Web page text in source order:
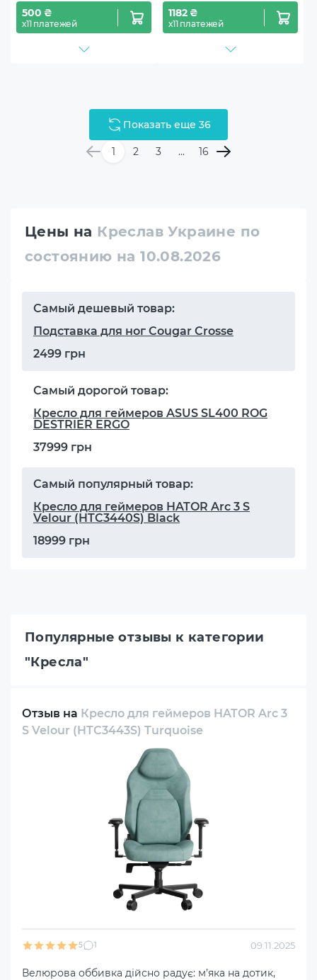
500 ₴
х11 платежей
1182 ₴
х11 платежей
Показать еще 36
1 2 3 ... 16
Цены на Креслав Украине по
состоянию на 10.08.2026
Самый дешевый товар:
Подставка для ног Cougar Crosse
2499 грн
Самый дорогой товар:
Кресло для геймеров ASUS SL400 ROG
DESTRIER ERGO
37999 грн
Самый популярный товар:
Кресло для геймеров HATOR Arc 3 S
Velour (HTC3440S) Black
18999 грн
Популярные отзывы к категории
"Кресла"
Отзыв на Кресло для геймеров HATOR Arc 3
S Velour (HTC3443S) Turquoise
5 1 09.11.2025
Велюрова оббивка дійсно радує: м’яка на дотик,